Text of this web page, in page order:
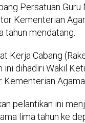
Persatuan
Kementerian
tahun mendatang.
Kerja Cabang
dihadiri Wakil
pelantikan ini
lima tahun ke